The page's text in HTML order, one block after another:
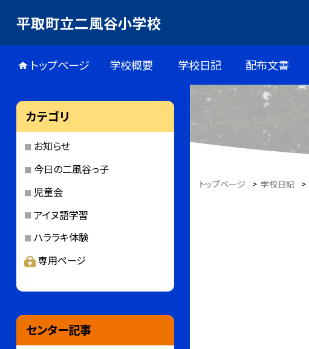
平取町立二風谷小学校
トップページ 学校概要 学校日記 配布文書
トップページ > 学校日記 >
カテゴリ
お知らせ
今日の二風谷っ子
児童会
アイヌ語学習
ハララキ体験
専用ページ
センター記事